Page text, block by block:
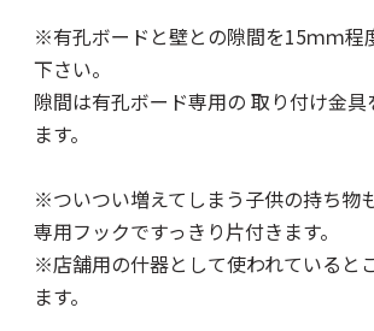
※有孔ボードと壁との隙間を15ｍｍ程
下さい。
隙間は有孔ボード専用の 取り付け金具
ます。
※ついつい増えてしまう子供の持ち物
専用フックですっきり片付きます。
※店舗用の什器として使われていると
ます。